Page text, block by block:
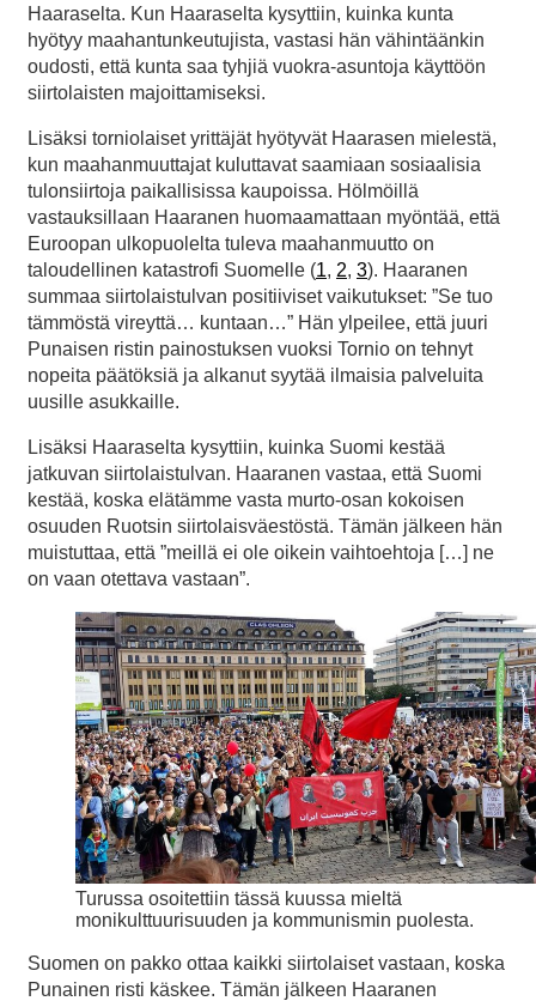
Haaraselta. Kun Haaraselta kysyttiin, kuinka kunta
hyötyy maahantunkeutujista, vastasi hän vähintäänkin
oudosti, että kunta saa tyhjiä vuokra-asuntoja käyttöön
siirtolaisten majoittamiseksi.
Lisäksi torniolaiset yrittäjät hyötyvät Haarasen mielestä,
kun maahanmuuttajat kuluttavat saamiaan sosiaalisia
tulonsiirtoja paikallisissa kaupoissa. Hölmöillä
vastauksillaan Haaranen huomaamattaan myöntää, että
Euroopan ulkopuolelta tuleva maahanmuutto on
taloudellinen katastrofi Suomelle (1, 2, 3). Haaranen
summaa siirtolaistulvan positiiviset vaikutukset: ”Se tuo
tämmöstä vireyttä… kuntaan…” Hän ylpeilee, että juuri
Punaisen ristin painostuksen vuoksi Tornio on tehnyt
nopeita päätöksiä ja alkanut syytää ilmaisia palveluita
uusille asukkaille.
Lisäksi Haaraselta kysyttiin, kuinka Suomi kestää
jatkuvan siirtolaistulvan. Haaranen vastaa, että Suomi
kestää, koska elätämme vasta murto-osan kokoisen
osuuden Ruotsin siirtolaisväestöstä. Tämän jälkeen hän
muistuttaa, että ”meillä ei ole oikein vaihtoehtoja […] ne
on vaan otettava vastaan”.
Turussa osoitettiin tässä kuussa mieltä
monikulttuurisuuden ja kommunismin puolesta.
Suomen on pakko ottaa kaikki siirtolaiset vastaan, koska
Punainen risti käskee. Tämän jälkeen Haaranen